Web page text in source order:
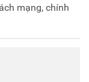
mạng, chính